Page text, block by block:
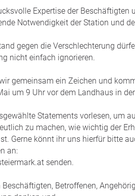
Expertise der Beschäftigten
Notwendigkeit der Station und
gegen die Verschlechterung
nicht einfach ignorieren.
gemeinsam ein Zeichen und
um 9 Uhr vor dem Landhaus in
Statements vorlesen, um
zu machen, wie wichtig der
Gerne könnt ihr uns hierfür bitte
an:
senden.
Beschäftigten, Betroffenen,